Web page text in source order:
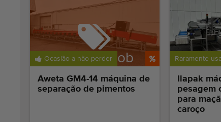
Ocasião a não perder
Vendido sob
reserva
Aweta GM4-14 máquina de
separação de pimentos
Raramente
Ilapak
pesagem
para
caroço